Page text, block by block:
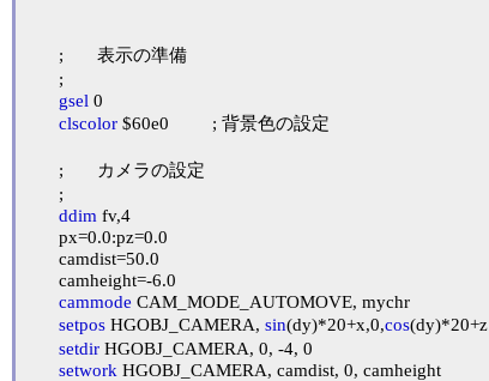
gsel 0
clscolor $60e0		; 背景色の設定
ddim fv,4
cammode CAM_MODE_AUTOMOVE, mychr
setpos HGOBJ_CAMERA, sin(dy)*20+x,0,cos(dy)*20+z	; カメラ位置の設定
setdir HGOBJ_CAMERA, 0, -4, 0
setwork HGOBJ_CAMERA, camdist, 0, camheight